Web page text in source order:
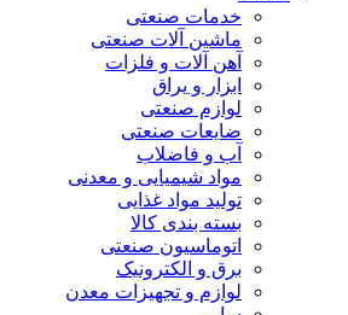
خدمات صنعتی
ماشین آلات صنعتی
آهن آلات و فلزات
ابزار و یراق
لوازم صنعتی
ضایعات صنعتی
آب و فاضلاب
مواد شیمیایی و معدنی
تولید مواد غذایی
بسته بندی کالا
اتوماسیون صنعتی
برق و الکترونیک
لوازم و تجهیزات معدن